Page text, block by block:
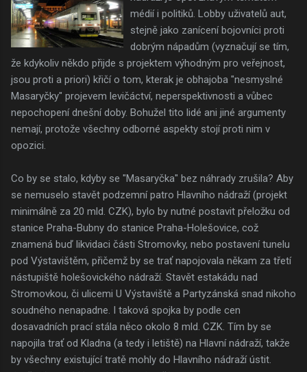
médií i politiků. Lobby uživatelů aut,
stejně jako zanícení bojovníci proti
dobrým nápadům (vyznačují se tím,
že kdykoliv někdo přijde s projektem výhodným pro veřejnost,
jsou proti a priori) křičí o tom, kterak je obhajoba "nesmyslné
Masaryčky" projevem levičáctví, neperspektivnosti a vůbec
nepochopení dnešní doby. Bohužel tito lidé ani jiné argumenty
nemají, protože všechny odborné aspekty stojí proti nim v
opozici.
Co by se stalo, kdyby se "Masaryčka" bez náhrady zrušila? Aby
se nemuselo stavět podzemní patro Hlavního nádraží (projekt
minimálně za 20 mld. CZK), bylo by nutné postavit přeložku od
stanice Praha-Bubny do stanice Praha-Holešovice, což
znamená buď likvidaci části Stromovky, nebo postavení tunelu
pod Výstavištěm, přičemž by se trať napojovala někam za třetí
nástupiště holešovického nádraží. Stavět estakádu nad
Stromovkou, či ulicemi U Výstaviště a Partyzánská snad nikoho
soudného nenapadne. I taková spojka by podle cen
dosavadních prací stála něco okolo 8 mld. CZK. Tím by se
napojila trať od Kladna (a tedy i letiště) na Hlavní nádraží, takže
by všechny existující tratě mohly do Hlavního nádraží ústit.